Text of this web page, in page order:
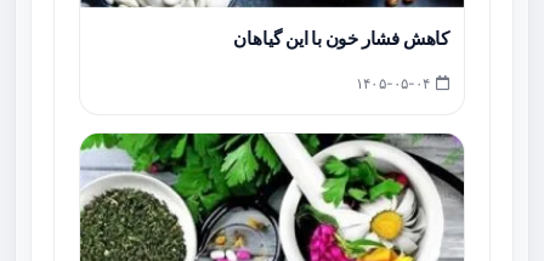
کاهش فشار خون با این گیاهان